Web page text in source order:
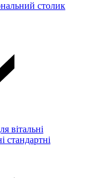
столик
вітальні
стандартні